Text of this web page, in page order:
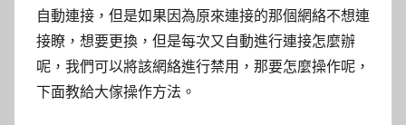
自動連接，但是如果因為原來連接的那個網絡不想連
接瞭，想要更換，但是每次又自動進行連接怎麼辦
呢，我們可以將該網絡進行禁用，那要怎麼操作呢，
下面教給大傢操作方法。